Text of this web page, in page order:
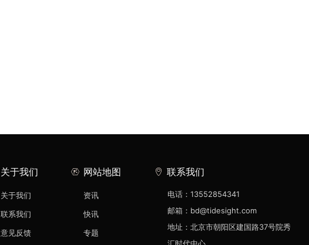
关于我们
关于我们
联系我们
意见反馈
网站地图
资讯
快讯
专题
联系我们
电话：13552854341
邮箱：bd@tidesight.com
地址：北京市朝阳区建国路37号院秀